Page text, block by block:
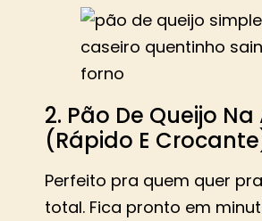
2. Pão De Queijo
(Rápido E
Perfeito pra quem quer
total. Fica pronto em